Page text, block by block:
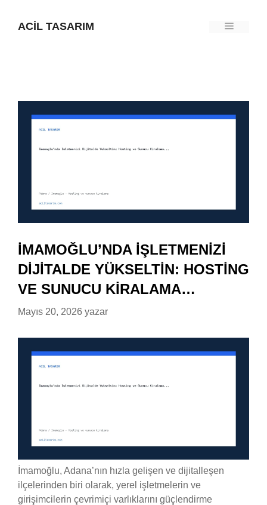
İçeriğeACIL TASARIM Menü
İMAMOĞLU’NDA İŞLETMENIZI
DIJITALDE YÜKSELTIN: HOSTING
VE SUNUCU KIRALAMA…
Mayıs 20, 2026 yazar
İmamoğlu, Adana’nın hızla gelişen ve dijitalleşen
ilçelerinden biri olarak, yerel işletmelerin ve
girişimcilerin çevrimiçi varlıklarını güçlendirme